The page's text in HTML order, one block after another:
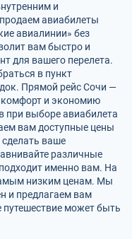
и
авиабилеты
авиалинии» без
вам быстро и
для вашего перелета.
в пункт
Прямой рейс Сочи —
комфорт и экономию
при выборе авиабилета
вам доступные цены
ваше
различные
именно вам. На
низким ценам. Мы
и предлагаем вам
может быть